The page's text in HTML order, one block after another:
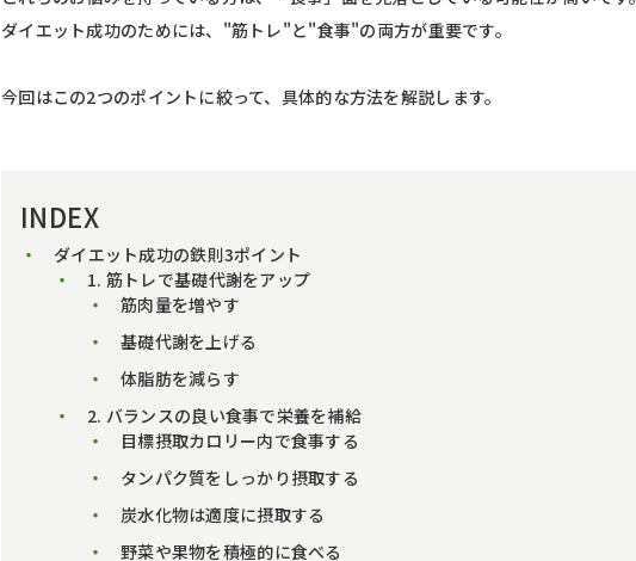
ダイエット成功のためには、"筋トレ"と"食事"の両方が重要です。
今回はこの2つのポイントに絞って、具体的な方法を解説します。
INDEX
ダイエット成功の鉄則3ポイント
1. 筋トレで基礎代謝をアップ
筋肉量を増やす
基礎代謝を上げる
体脂肪を減らす
2. バランスの良い食事で栄養を補給
目標摂取カロリー内で食事する
タンパク質をしっかり摂取する
炭水化物は適度に摂取する
野菜や果物を積極的に食べる